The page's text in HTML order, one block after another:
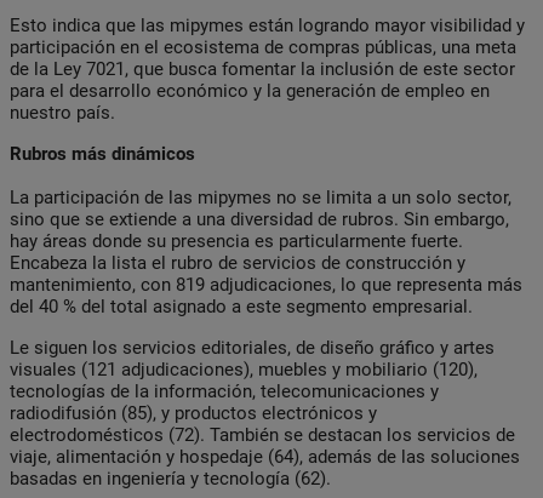
Esto indica que las mipymes están logrando mayor visibilidad y
participación en el ecosistema de compras públicas, una meta
de la Ley 7021, que busca fomentar la inclusión de este sector
para el desarrollo económico y la generación de empleo en
nuestro país.
Rubros más dinámicos
La participación de las mipymes no se limita a un solo sector,
sino que se extiende a una diversidad de rubros. Sin embargo,
hay áreas donde su presencia es particularmente fuerte.
Encabeza la lista el rubro de servicios de construcción y
mantenimiento, con 819 adjudicaciones, lo que representa más
del 40 % del total asignado a este segmento empresarial.
Le siguen los servicios editoriales, de diseño gráfico y artes
visuales (121 adjudicaciones), muebles y mobiliario (120),
tecnologías de la información, telecomunicaciones y
radiodifusión (85), y productos electrónicos y
electrodomésticos (72). También se destacan los servicios de
viaje, alimentación y hospedaje (64), además de las soluciones
basadas en ingeniería y tecnología (62).